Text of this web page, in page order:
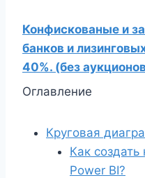
Конфискованые и
банков и
40%. (без
Оглавление
Круговая
Как
Power BI?